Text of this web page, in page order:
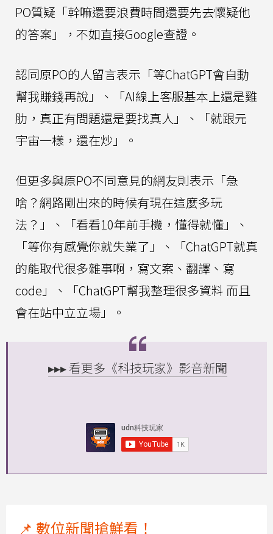
PO質疑「幹嘛還要浪費時間還要先去懷疑他
的答案」，不如直接Google查證。
認同原PO的人留言表示「等ChatGPT會自動
幫我賺錢再說」、「AI線上客服基本上還是雞
肋，真正有問題還是要找真人」、「就跟元
宇宙一樣，還在炒」。
但更多與原PO不同意見的網友則表示「急
啥？網路剛出來的時候有現在這麼多玩
法？」、「看看10年前手機，懂得就懂」、
「等你有感覺你就失業了」、「ChatGPT就真
的能取代很多雜事啊，寫文案、翻譯、寫
code」、「ChatGPT幫我整理很多資料 而且
會在站中立立場」。
▸▸▸ 看更多《科技玩家》影音新聞
📌 數位新聞搶鮮看！